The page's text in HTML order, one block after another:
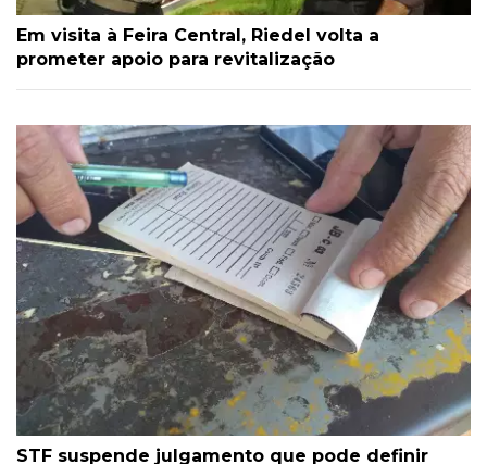
Em visita à Feira Central, Riedel volta a
prometer apoio para revitalização
STF suspende julgamento que pode definir